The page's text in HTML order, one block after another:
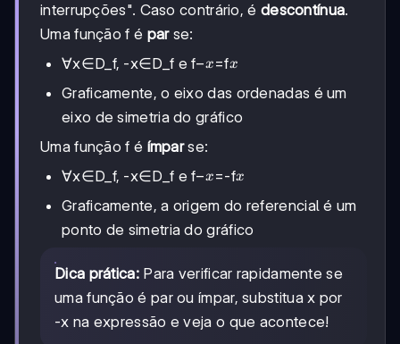
interrupções". Caso contrário, é descontínua.
Uma função f é parse:
∀x∈D_f, -x∈D_f e f-
−x=fx
x
Graficamente, o eixo das ordenadas é um
eixo de simetria do gráfico
Uma função f é ímparse:
∀x∈D_f, -x∈D_f e f-
−x=-fx
x
Graficamente, a origem do referencial é um
ponto de simetria do gráfico
Dica prática:Para verificar rapidamente se
uma função é par ou ímpar, substitua x por
-x na expressão e veja o que acontece!